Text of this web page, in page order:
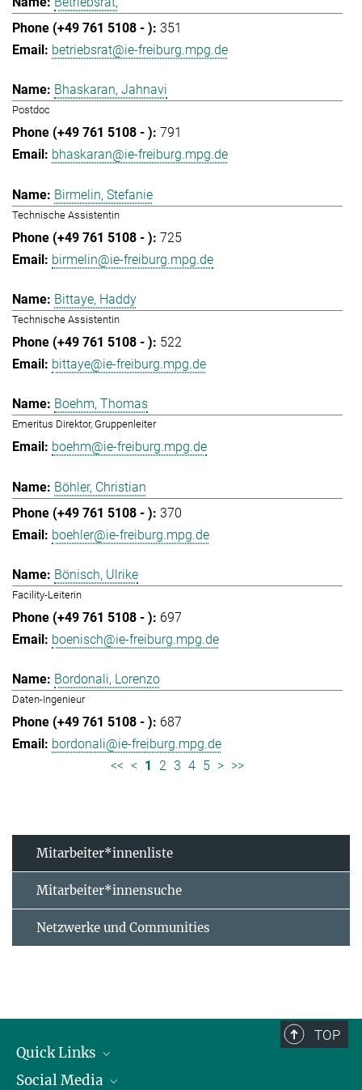
351
betriebsrat@ie-freiburg.mpg.de
Bhaskaran, Jahnavi
Postdoc
791
bhaskaran@ie-freiburg.mpg.de
Birmelin, Stefanie
Technische Assistentin
725
birmelin@ie-freiburg.mpg.de
Bittaye, Haddy
Technische Assistentin
522
bittaye@ie-freiburg.mpg.de
Boehm, Thomas
Emeritus Direktor, Gruppenleiter
boehm@ie-freiburg.mpg.de
Böhler, Christian
370
boehler@ie-freiburg.mpg.de
Bönisch, Ulrike
Facility-Leiterin
697
boenisch@ie-freiburg.mpg.de
Bordonali, Lorenzo
Daten-Ingenieur
687
bordonali@ie-freiburg.mpg.de
<< < 1 2 3 4 5 > >>
Mitarbeiter*innenliste
Mitarbeiter*innensuche
Netzwerke und Communities
TOP
Quick Links
Forschungsgruppen
Social Media